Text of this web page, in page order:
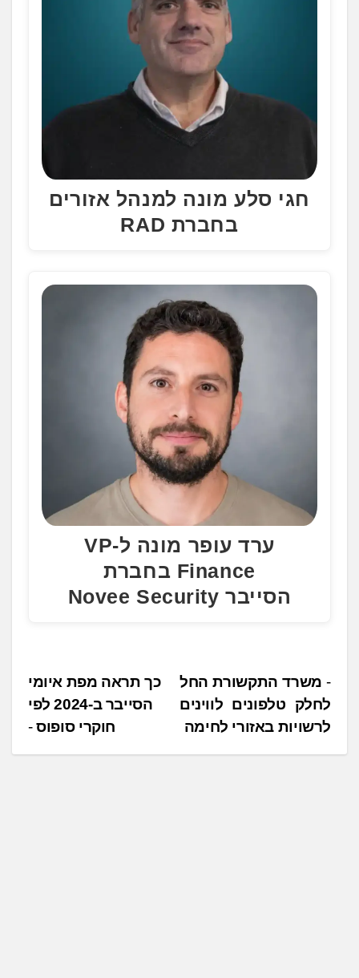
חגי סלע מונה למנהל אזורים
בחברת RAD
ערד עופר מונה ל-VP
Finance בחברת
הסייבר Novee Security
נ
י
ו
כך תראה מפת איומי
הסייבר ב-2024 לפי
חוקרי סופוס
משרד התקשורת החל
לחלק טלפונים לווינים
לרשויות באזורי לחימה